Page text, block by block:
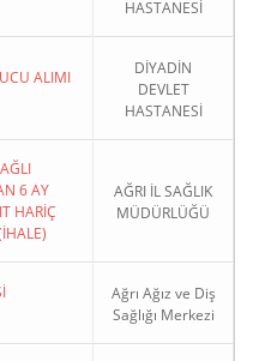
HASTANESİ
ALIMI
DİYADİN
DEVLET
HASTANESİ
6 AY
HARİÇ
AĞRI İL SAĞLIK
MÜDÜRLÜĞÜ
Ağrı Ağız ve Diş
Sağlığı Merkezi